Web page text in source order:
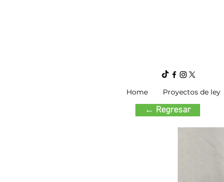
Home Proyectos de ley
← Regresar